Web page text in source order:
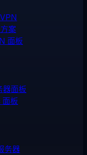
案
面板
器面板
面板
务器